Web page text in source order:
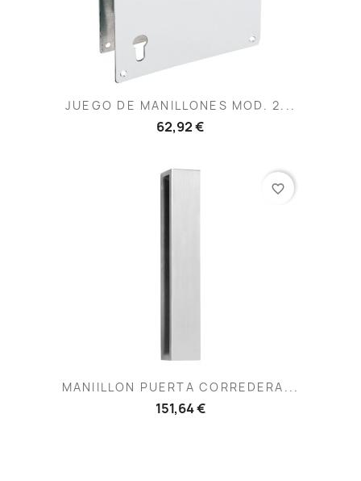
JUEGO DE MANILLONES MOD. 2...
62,92 €
MANIILLON PUERTA CORREDERA...
151,64 €
favorite_border